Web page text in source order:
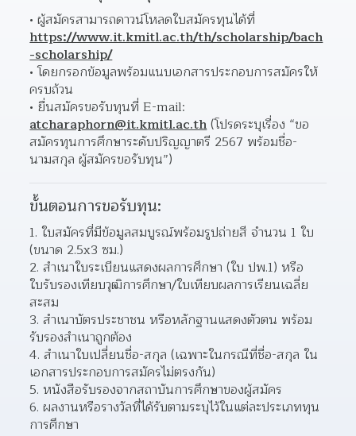
https://www.it.kmitl.ac.th/th/scholarship/bach
-scholarship/
โดยกรอกข้อมูลพร้อมแนบเอกสารประกอบการสมัครให้
ครบถ้วน
atcharaphorn@it.kmitl.ac.th (โปรดระบุเรื่อง “ขอ
สมัครทุนการศึกษาระดับปริญญาตรี 2567 พร้อมชื่อ-
นามสกุล ผู้สมัครขอรับทุน”)
ขั้นตอนการขอรับทุน:
1. ใบสมัครที่มีข้อมูลสมบูรณ์พร้อมรูปถ่ายสี จำนวน 1 ใบ
(ขนาด 2.5x3 ซม.)
2. สำเนาใบระเบียนแสดงผลการศึกษา (ใบ ปพ.1) หรือ
ใบรับรองเทียบวุฒิการศึกษา/ใบเทียบผลการเรียนเฉลี่ย
สะสม
3. สำเนาบัตรประชาชน หรือหลักฐานแสดงตัวตน พร้อม
รับรองสำเนาถูกต้อง
4. สำเนาใบเปลี่ยนชื่อ-สกุล (เฉพาะในกรณีที่ชื่อ-สกุล ใน
เอกสารประกอบการสมัครไม่ตรงกัน)
5. หนังสือรับรองจากสถาบันการศึกษาของผู้สมัคร
6. ผลงานหรือรางวัลที่ได้รับตามระบุไว้ในแต่ละประเภททุน
การศึกษา